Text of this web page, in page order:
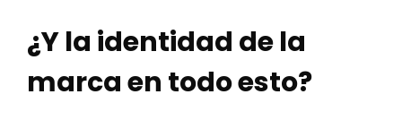
¿Y la identidad de la
marca en todo esto?